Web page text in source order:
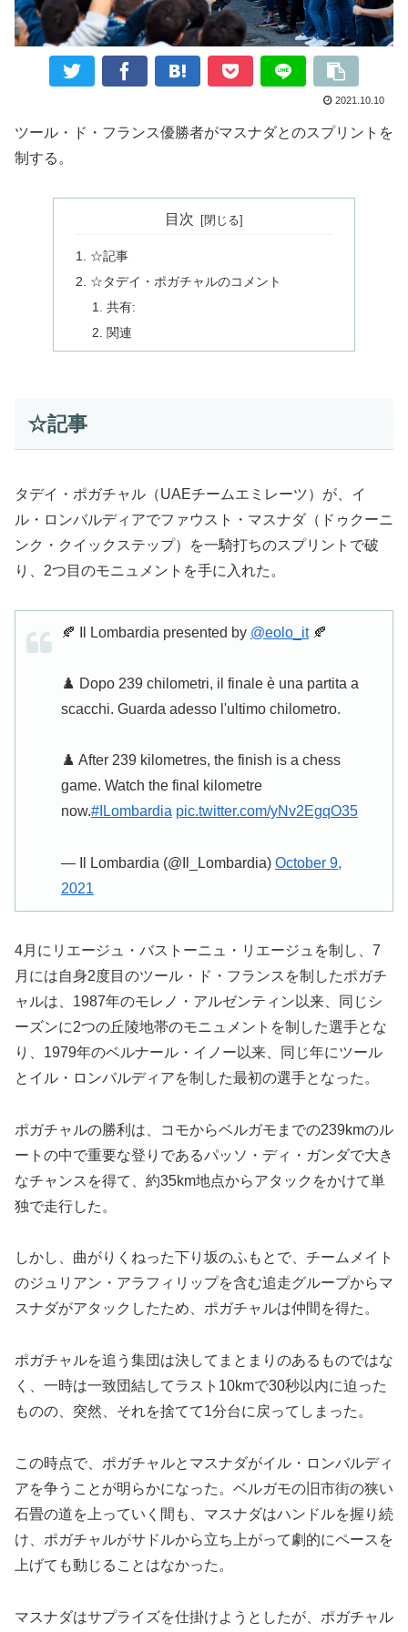
2021.10.10
ツール・ド・フランス優勝者がマスナダとのスプリントを
制する。
目次
☆記事
☆タデイ・ポガチャルのコメント
共有:
関連
☆記事
タデイ・ポガチャル（UAEチームエミレーツ）が、イ
ル・ロンバルディアでファウスト・マスナダ（ドゥクーニ
ンク・クイックステップ）を一騎打ちのスプリントで破
り、2つ目のモニュメントを手に入れた。
🍂 Il Lombardia presented by @eolo_it🍂
♟️ Dopo 239 chilometri, il finale è una partita a
scacchi. Guarda adesso l'ultimo chilometro.
♟️ After 239 kilometres, the finish is a chess
game. Watch the final kilometre
now.#ILombardia pic.twitter.com/yNv2EgqO35
— Il Lombardia (@Il_Lombardia) October 9,
2021
4月にリエージュ・バストーニュ・リエージュを制し、7
月には自身2度目のツール・ド・フランスを制したポガチ
ャルは、1987年のモレノ・アルゼンティン以来、同じシ
ーズンに2つの丘陵地帯のモニュメントを制した選手とな
り、1979年のベルナール・イノー以来、同じ年にツール
とイル・ロンバルディアを制した最初の選手となった。
ポガチャルの勝利は、コモからベルガモまでの239kmのル
ートの中で重要な登りであるパッソ・ディ・ガンダで大き
なチャンスを得て、約35km地点からアタックをかけて単
独で走行した。
しかし、曲がりくねった下り坂のふもとで、チームメイト
のジュリアン・アラフィリップを含む追走グループからマ
スナダがアタックしたため、ポガチャルは仲間を得た。
ポガチャルを追う集団は決してまとまりのあるものではな
く、一時は一致団結してラスト10kmで30秒以内に迫った
ものの、突然、それを捨てて1分台に戻ってしまった。
この時点で、ポガチャルとマスナダがイル・ロンバルディ
アを争うことが明らかになった。ベルガモの旧市街の狭い
石畳の道を上っていく間も、マスナダはハンドルを握り続
け、ポガチャルがサドルから立ち上がって劇的にペースを
上げても動じることはなかった。
マスナダはサプライズを仕掛けようとしたが、ポガチャル